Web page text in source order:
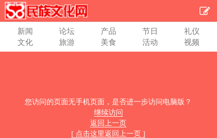
新闻 论坛 产品 节日
礼仪
文化
旅游 美食 活动 视频
您访问的页面无手机页面，是否进一步访问电脑版？
继续访问
返回上一页
[ 点击这里返回上一页 ]